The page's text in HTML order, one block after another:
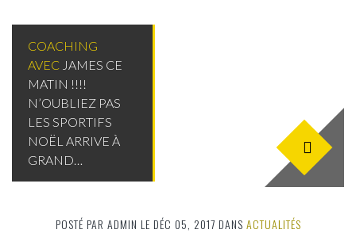
COACHING
AVEC JAMES CE
MATIN !!!!
N’OUBLIEZ PAS
LES SPORTIFS
NOËL ARRIVE À
GRAND…
POSTÉ PAR ADMIN LE DÉC 05, 2017 DANS ACTUALITÉS